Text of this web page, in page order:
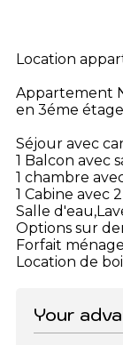
Location
Appartement
en 3éme
Séjour avec
1 Balcon avec
1 chambre
1 Cabine avec
Salle
Options sur
Forfait
Location de
Your